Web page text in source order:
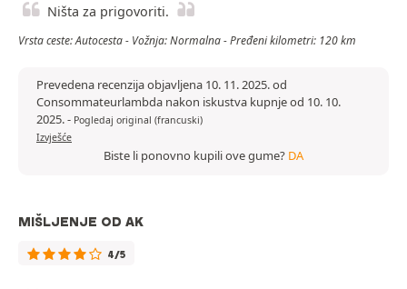
Ništa za prigovoriti.
Vrsta ceste: Autocesta - Vožnja: Normalna - Pređeni kilometri: 120 km
Prevedena recenzija objavljena 10. 11. 2025. od
Consommateurlambda nakon iskustva kupnje od 10. 10.
2025.- Pogledaj original (francuski)
Izvješće
Biste li ponovno kupili ove gume? DA
MIŠLJENJE OD AK
4/5